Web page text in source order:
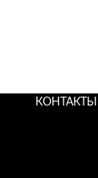
КОНТАКТЫ